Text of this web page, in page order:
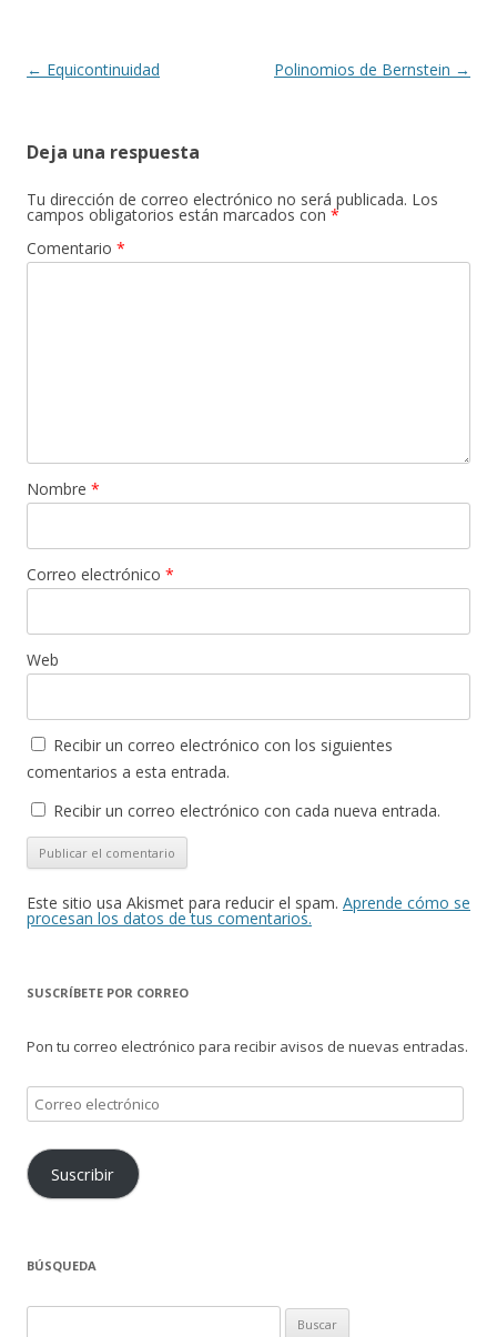
Navegación
← Equicontinuidad Polinomios de Bernstein →
Deja una respuesta
Tu dirección de correo electrónico no será publicada. Los
campos obligatorios están marcados con *
Comentario *
Nombre *
Correo electrónico *
Web
Recibir un correo electrónico con los siguientes
comentarios a esta entrada.
Recibir un correo electrónico con cada nueva entrada.
Este sitio usa Akismet para reducir el spam. Aprende cómo se
procesan los datos de tus comentarios.
SUSCRÍBETE POR CORREO
Pon tu correo electrónico para recibir avisos de nuevas entradas.
Correo
electrónico
Suscribir
BÚSQUEDA